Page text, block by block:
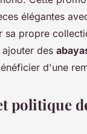
élégantes
sa propre
des
d'une
politique